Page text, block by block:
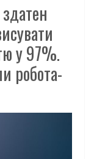
у 97%.
робота-